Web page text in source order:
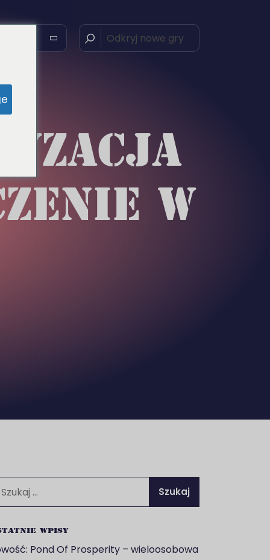
W
wpisy
Pond Of Prosperity – wieloosobowa